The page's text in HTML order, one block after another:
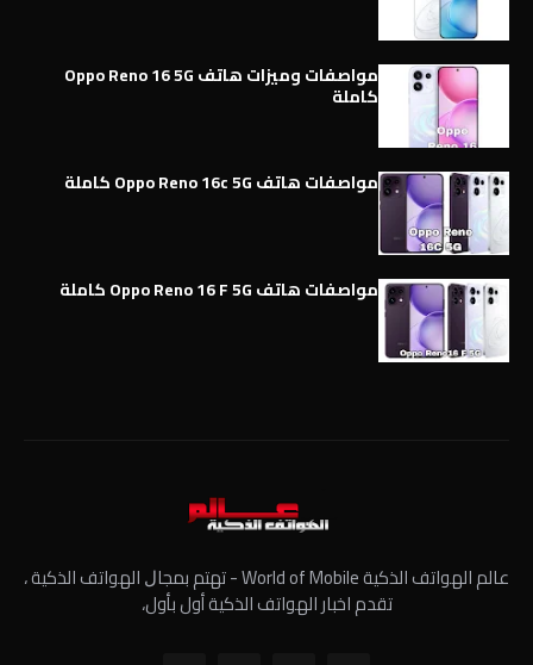
مواصفات وميزات هاتف Oppo Reno 16 5G
كاملة
مواصفات هاتف Oppo Reno 16c 5G كاملة
مواصفات هاتف Oppo Reno 16 F 5G كاملة
عالم الهواتف الذكية World of Mobile - ﺗﻬﺘﻢ ﺑﻤﺠﺎﻝ الهواتف الذكية ،
تقدم اخبار الهواتف الذكية أول بأول،